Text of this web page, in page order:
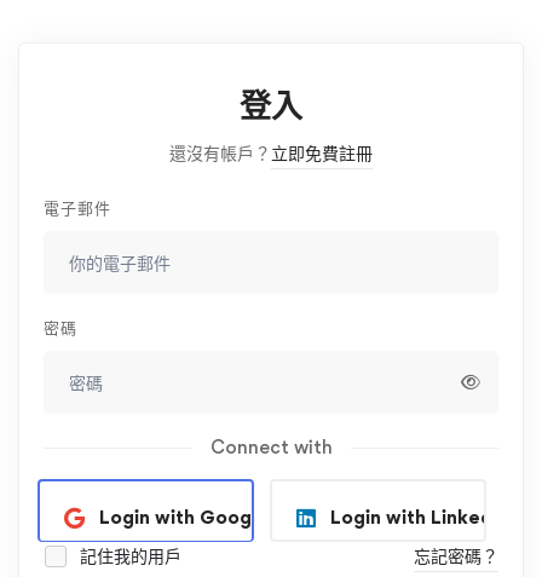
登入
還沒有帳戶？ 立即免費註冊
電子郵件
密碼
Connect with
Login with Google
Login with Linkedin
記住我的用戶
忘記密碼？